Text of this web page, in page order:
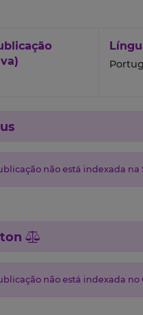
não está indexada na
não está indexada no